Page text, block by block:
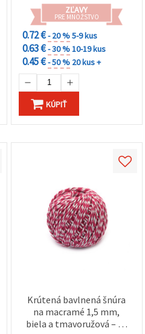
ZĽAVY
PRE MNOŽSTVO
0.72 €- 20 %5-9 kus
0.63 €- 30 %10-19 kus
0.45 €- 50 % 20 kus +
KÚPIŤ
Krútená bavlnená šnúra
na macramé 1,5 mm,
biela a tmavoružová – 50